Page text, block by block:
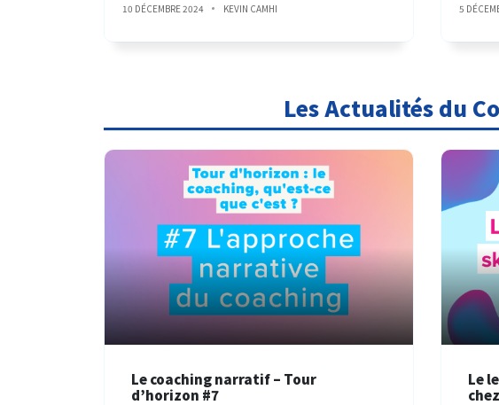
10 DÉCEMBRE 2024 KEVIN CAMHI 5
Les Actualités du
Le coaching narratif – Tour
d’horizon #7
Le